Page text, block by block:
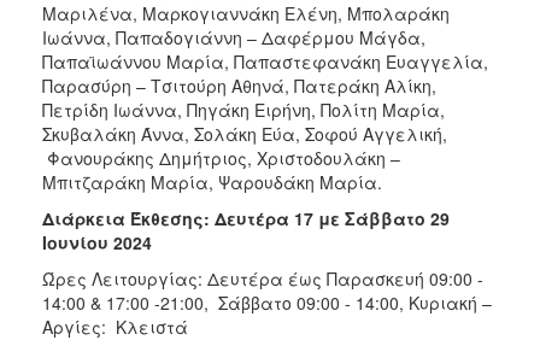
Μαριλένα, Μαρκογιαννάκη Ελένη, Μπολαράκη
Ιωάννα, Παπαδογιάννη – Δαφέρμου Μάγδα,
Παπαϊωάννου Μαρία, Παπαστεφανάκη Ευαγγελία,
Παρασύρη – Τσιτούρη Αθηνά, Πατεράκη Αλίκη,
Πετρίδη Ιωάννα, Πηγάκη Ειρήνη, Πολίτη Μαρία,
Σκυβαλάκη Άννα, Σολάκη Εύα, Σοφού Αγγελική,
Φανουράκης Δημήτριος, Χριστοδουλάκη –
Μπιτζαράκη Μαρία, Ψαρουδάκη Μαρία.
Διάρκεια Έκθεσης: Δευτέρα 17 με Σάββατο 29
Ιουνίου 2024
Ώρες Λειτουργίας: Δευτέρα έως Παρασκευή 09:00 -
14:00 & 17:00 -21:00, Σάββατο 09:00 - 14:00, Κυριακή –
Αργίες: Κλειστά